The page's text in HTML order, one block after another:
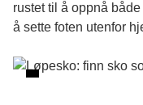
rustet til å oppnå
å sette foten utenfor